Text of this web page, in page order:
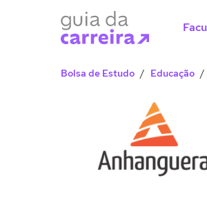
Bolsa de Estudo Educação